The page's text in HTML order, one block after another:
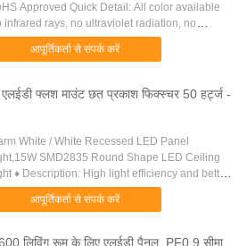
Approved Quick Detail: All color available
infrared rays, no ultraviolet radiation, no
effect Super energy saving as 70% Instant
no flickering, ...
आपूर्तिकर्ता से संपर्क करें
फ्लश माउंट छत प्रकाश फिक्स्चर 50 हर्ट्ज -
White / White Recessed LED Panel
SMD2835 Round Shape LED Ceiling
♦ Description: High light efficiency and better
uniformity by adopting high - performance
current ......
आपूर्तिकर्ता से संपर्क करें
लिविंग रूम के लिए एलईडी पैनल, PF0.9 सीमा